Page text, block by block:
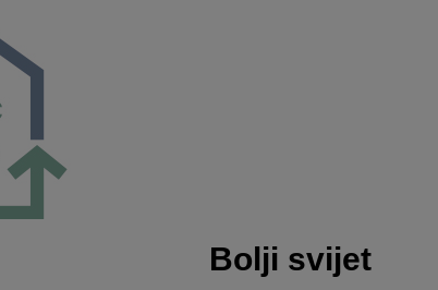
Bolji svijet